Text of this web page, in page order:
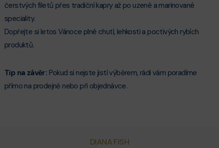
čerstvých filetů přes tradiční kapry až po uzené a marinované
speciality.
Dopřejte si letos Vánoce plné chutí, lehkosti a poctivých rybích
produktů.
Tip na závěr: Pokud si nejste jistí výběrem, rádi vám poradíme
přímo na prodejně nebo při objednávce.
DIANA FISH